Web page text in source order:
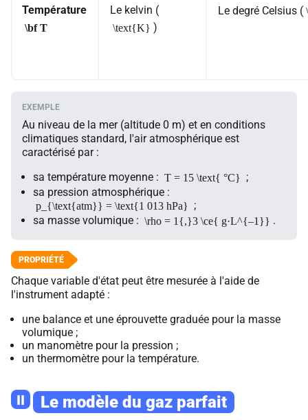
Température
\bf T
Le kelvin (
\text{K} )
Le degré Celsius (
Au niveau de la mer (altitude 0 m) et en conditions
climatiques standard, l'air atmosphérique est
caractérisé par :
sa température moyenne : T = 15 \text{ °C} ;
sa pression atmosphérique :
p_{\text{atm}} = \text{1 013 hPa} ;
sa masse volumique : \rho = 1{,}3 \ce{ g·L^{–1}} .
Chaque variable d'état peut être mesurée à l'aide de
l'instrument adapté :
une balance et une éprouvette graduée pour la masse
volumique ;
un manomètre pour la pression ;
un thermomètre pour la température.
II Le modèle du gaz parfait